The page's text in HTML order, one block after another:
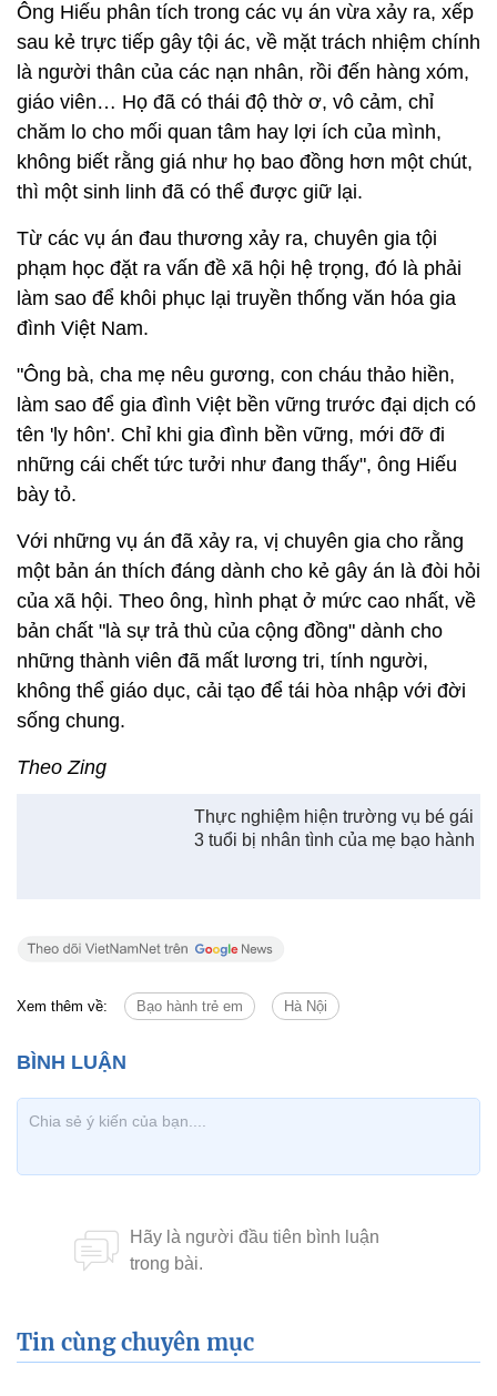
Ông Hiếu phân tích trong các vụ án vừa xảy ra, xếp
sau kẻ trực tiếp gây tội ác, về mặt trách nhiệm chính
là người thân của các nạn nhân, rồi đến hàng xóm,
giáo viên… Họ đã có thái độ thờ ơ, vô cảm, chỉ
chăm lo cho mối quan tâm hay lợi ích của mình,
không biết rằng giá như họ bao đồng hơn một chút,
thì một sinh linh đã có thể được giữ lại.
Từ các vụ án đau thương xảy ra, chuyên gia tội
phạm học đặt ra vấn đề xã hội hệ trọng, đó là phải
làm sao để khôi phục lại truyền thống văn hóa gia
đình Việt Nam.
"Ông bà, cha mẹ nêu gương, con cháu thảo hiền,
làm sao để gia đình Việt bền vững trước đại dịch có
tên 'ly hôn'. Chỉ khi gia đình bền vững, mới đỡ đi
những cái chết tức tưởi như đang thấy", ông Hiếu
bày tỏ.
Với những vụ án đã xảy ra, vị chuyên gia cho rằng
một bản án thích đáng dành cho kẻ gây án là đòi hỏi
của xã hội. Theo ông, hình phạt ở mức cao nhất, về
bản chất "là sự trả thù của cộng đồng" dành cho
những thành viên đã mất lương tri, tính người,
không thể giáo dục, cải tạo để tái hòa nhập với đời
sống chung.
Theo Zing
Thực nghiệm hiện trường vụ bé gái
3 tuổi bị nhân tình của mẹ bạo hành
Xem thêm về: Bạo hành trẻ em Hà Nội
Tin cùng chuyên mục